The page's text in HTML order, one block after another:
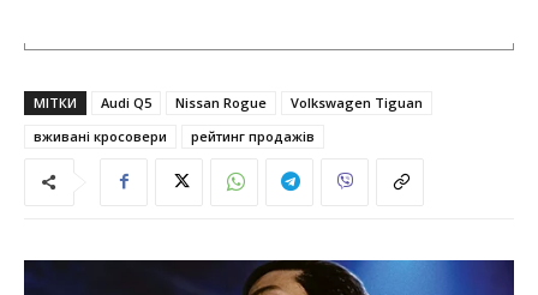
МІТКИ Audi Q5 Nissan Rogue
Volkswagen Tiguan
вживані кросовери
рейтинг продажів